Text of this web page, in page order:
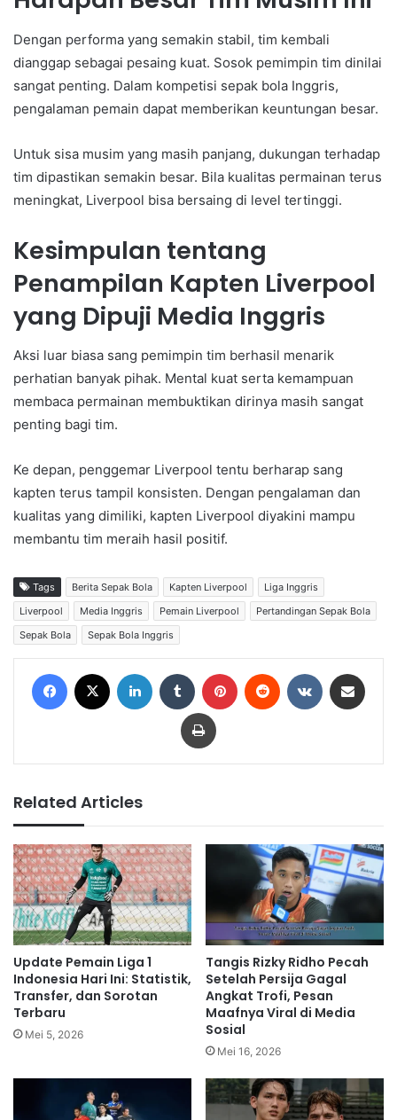
Dengan performa yang semakin stabil, tim kembali
dianggap sebagai pesaing kuat. Sosok pemimpin tim dinilai
sangat penting. Dalam kompetisi sepak bola Inggris,
pengalaman pemain dapat memberikan keuntungan besar.
Untuk sisa musim yang masih panjang, dukungan terhadap
tim dipastikan semakin besar. Bila kualitas permainan terus
meningkat, Liverpool bisa bersaing di level tertinggi.
Kesimpulan tentang
Penampilan Kapten Liverpool
yang Dipuji Media Inggris
Aksi luar biasa sang pemimpin tim berhasil menarik
perhatian banyak pihak. Mental kuat serta kemampuan
membaca permainan membuktikan dirinya masih sangat
penting bagi tim.
Ke depan, penggemar Liverpool tentu berharap sang
kapten terus tampil konsisten. Dengan pengalaman dan
kualitas yang dimiliki, kapten Liverpool diyakini mampu
membantu tim meraih hasil positif.
Tags Berita Sepak Bola Kapten Liverpool
Liga Inggris
Liverpool
Media Inggris Pemain Liverpool
Pertandingan Sepak Bola
Sepak Bola
Sepak Bola Inggris
Print
Related Articles
Update Pemain Liga 1
Indonesia Hari Ini: Statistik,
Transfer, dan Sorotan
Terbaru
Mei 5, 2026
Tangis Rizky Ridho Pecah
Setelah Persija Gagal
Angkat Trofi, Pesan
Maafnya Viral di Media
Sosial
Mei 16, 2026